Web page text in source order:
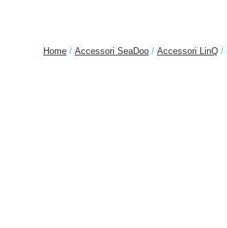
Home / Accessori SeaDoo / Accessori LinQ /